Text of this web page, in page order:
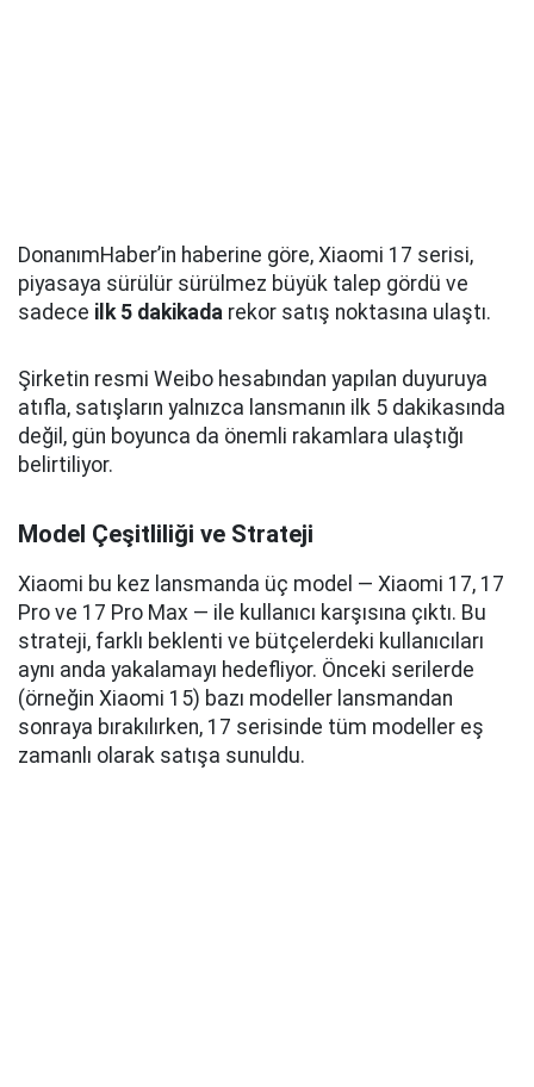
DonanımHaber’in haberine göre, Xiaomi 17 serisi,
piyasaya sürülür sürülmez büyük talep gördü ve
sadece ilk 5 dakikada rekor satış noktasına ulaştı.
Şirketin resmi Weibo hesabından yapılan duyuruya
atıfla, satışların yalnızca lansmanın ilk 5 dakikasında
değil, gün boyunca da önemli rakamlara ulaştığı
belirtiliyor.
Model Çeşitliliği ve Strateji
Xiaomi bu kez lansmanda üç model — Xiaomi 17, 17
Pro ve 17 Pro Max — ile kullanıcı karşısına çıktı. Bu
strateji, farklı beklenti ve bütçelerdeki kullanıcıları
aynı anda yakalamayı hedefliyor. Önceki serilerde
(örneğin Xiaomi 15) bazı modeller lansmandan
sonraya bırakılırken, 17 serisinde tüm modeller eş
zamanlı olarak satışa sunuldu.